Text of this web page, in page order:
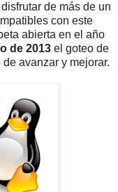
de más de un
con este
abierta en el año
de 2013 el goteo de
avanzar y mejorar.